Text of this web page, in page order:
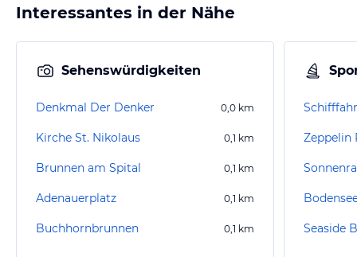
Interessantes in der Nähe
Sehenswürdigkeiten
Denkmal Der Denker 0,0 km
Kirche St. Nikolaus 0,1 km
Brunnen am Spital 0,1 km
Adenauerplatz 0,1 km
Buchhornbrunnen 0,1 km
Zeppelin
Seaside